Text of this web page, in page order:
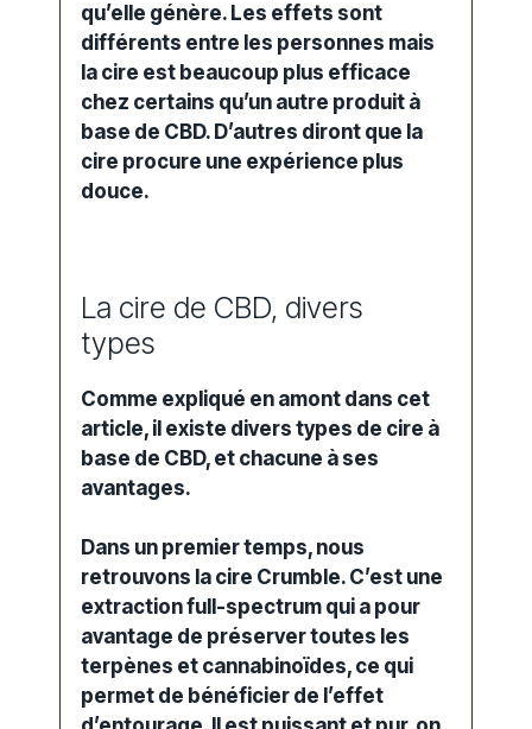
qu’elle génère. Les effets sont
différents entre les personnes mais
la cire est beaucoup plus efficace
chez certains qu’un autre produit à
base de CBD. D’autres diront que la
cire procure une expérience plus
douce.
La cire de CBD, divers
types
Comme expliqué en amont dans cet
article, il existe divers types de cire à
base de CBD, et chacune à ses
avantages.
Dans un premier temps, nous
retrouvons la cire Crumble. C’est une
extraction full-spectrum qui a pour
avantage de préserver toutes les
terpènes et cannabinoïdes, ce qui
permet de bénéficier de l’effet